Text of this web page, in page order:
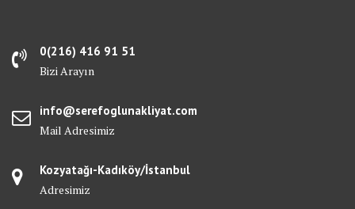
0(216) 416 91 51
Bizi Arayın
info@serefoglunakliyat.com
Mail Adresimiz
Kozyatağı-Kadıköy/İstanbul
Adresimiz